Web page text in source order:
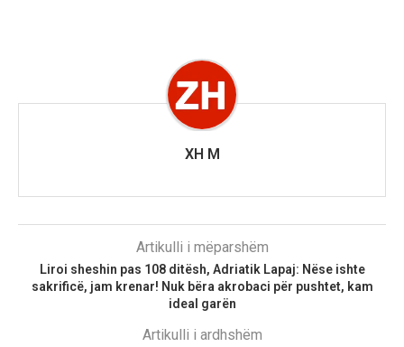
XH M
Artikulli i mëparshëm
Liroi sheshin pas 108 ditësh, Adriatik Lapaj: Nëse ishte
sakrificë, jam krenar! Nuk bëra akrobaci për pushtet, kam
ideal garën
Artikulli i ardhshëm